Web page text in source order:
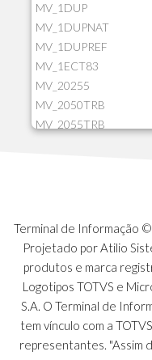
MV_1DUP
MV_1DUPNAT
MV_1DUPREF
MV_1ECT83
MV_20255
MV_2050TRB
MV_2055TRB
MV_2GNOINC
MV_320SLD
MV_325PMDA
MV_330ATCM
MV_340LOCK
MV_3DUPREF
MV_5CLIFOR
Terminal de Informação
Projetado por Atilio
produtos e marca
Logotipos TOTVS e
S.A. O Terminal de
tem vínculo com a
representantes. "Assim